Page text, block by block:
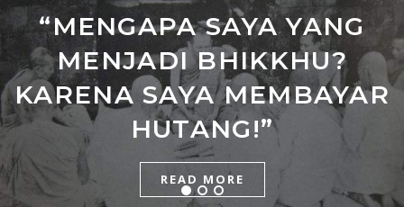
“MENGAPA SAYA YANG
MENJADI BHIKKHU?
KARENA SAYA MEMBAYAR
HUTANG!”
READ MORE
PUNDEN TAPAAN
PUNDEN PETILASAN
PERTAPAAN MPU SANTI
BADRA
READ MORE
TOKOH TOMAS TOGA DI
JATENG SERUKAN
PERBAIKAN
FUNDAMENTAL
PEMERINTAHAN
INDONESIA DENGAN